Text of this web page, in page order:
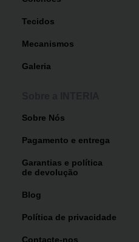
Tecidos
Mecanismos
Galeria
Sobre Nós
Pagamento e entrega
Garantias e política
de devolução
Blog
Política de privacidade
Contacte-nos